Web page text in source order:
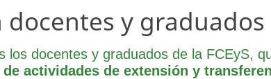
y graduados
docentes y graduados de la FCEyS,
actividades de extensión y